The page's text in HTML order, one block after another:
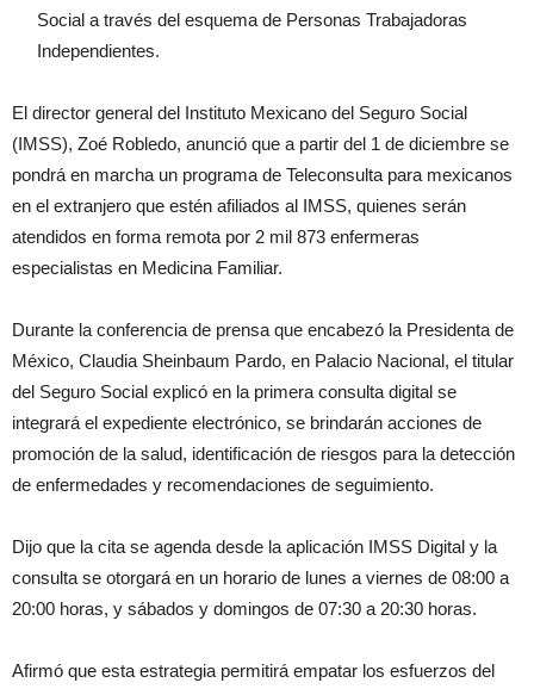
Social a través del esquema de Personas Trabajadoras
Independientes.
El director general del Instituto Mexicano del Seguro Social
(IMSS), Zoé Robledo, anunció que a partir del 1 de diciembre se
pondrá en marcha un programa de Teleconsulta para mexicanos
en el extranjero que estén afiliados al IMSS, quienes serán
atendidos en forma remota por 2 mil 873 enfermeras
especialistas en Medicina Familiar.
Durante la conferencia de prensa que encabezó la Presidenta de
México, Claudia Sheinbaum Pardo, en Palacio Nacional, el titular
del Seguro Social explicó en la primera consulta digital se
integrará el expediente electrónico, se brindarán acciones de
promoción de la salud, identificación de riesgos para la detección
de enfermedades y recomendaciones de seguimiento.
Dijo que la cita se agenda desde la aplicación IMSS Digital y la
consulta se otorgará en un horario de lunes a viernes de 08:00 a
20:00 horas, y sábados y domingos de 07:30 a 20:30 horas.
Afirmó que esta estrategia permitirá empatar los esfuerzos del